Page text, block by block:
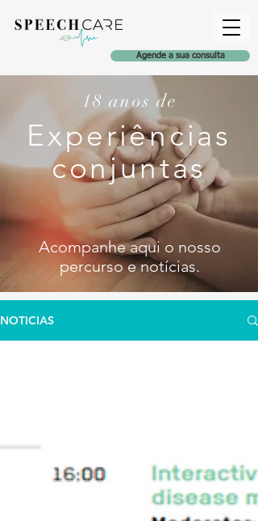
Agende a sua consulta
18 anos de
Experiências
conjuntas
Acompanhe aqui o nosso
percurso e notícias.
NOTICIAS